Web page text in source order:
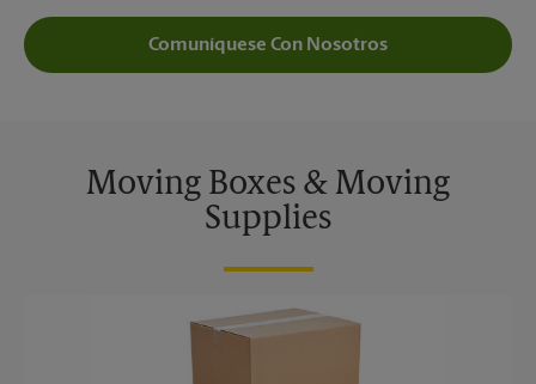
Comuníquese Con Nosotros
Moving Boxes & Moving
Supplies